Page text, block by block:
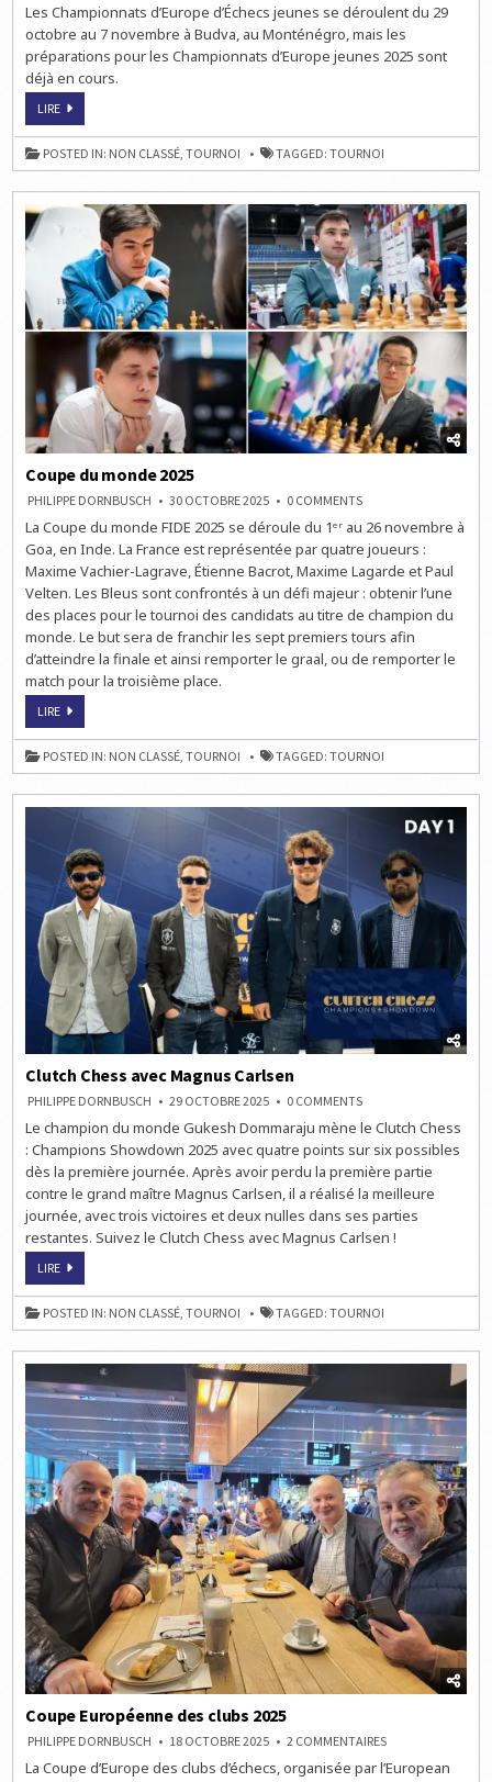
D’EUROPE
JEUNES
2025
Les Championnats d’Europe d’Échecs jeunes se déroulent du 29
octobre au 7 novembre à Budva, au Monténégro, mais les
préparations pour les Championnats d’Europe jeunes 2025 sont
déjà en cours.
LIRECHAMPIONNATS
JEUNES
2025
POSTED IN: NON CLASSÉ ,TOURNOI TAGGED:TOURNOI
Coupe du monde 2025
PHILIPPE DORNBUSCH 30 OCTOBRE 2025 0 COMMENTSON
DU
2025
La Coupe du monde FIDE 2025 se déroule du 1ᵉʳ au 26 novembre à
Goa, en Inde. La France est représentée par quatre joueurs :
Maxime Vachier-Lagrave, Étienne Bacrot, Maxime Lagarde et Paul
Velten. Les Bleus sont confrontés à un défi majeur : obtenir l’une
des places pour le tournoi des candidats au titre de champion du
monde. Le but sera de franchir les sept premiers tours afin
d’atteindre la finale et ainsi remporter le graal, ou de remporter le
match pour la troisième place.
LIRECOUPE
MONDE
2025
POSTED IN: NON CLASSÉ,TOURNOI TAGGED:TOURNOI
Clutch Chess avec Magnus Carlsen
PHILIPPE DORNBUSCH 29 OCTOBRE 2025 0 COMMENTSON
CHESS
MAGNUS
CARLSEN
Le champion du monde Gukesh Dommaraju mène le Clutch Chess
: Champions Showdown 2025 avec quatre points sur six possibles
dès la première journée. Après avoir perdu la première partie
contre le grand maître Magnus Carlsen, il a réalisé la meilleure
journée, avec trois victoires et deux nulles dans ses parties
restantes. Suivez le Clutch Chess avec Magnus Carlsen !
LIRECLUTCH
AVEC
MAGNUS
CARLSEN
POSTED IN: NON CLASSÉ,TOURNOI TAGGED:TOURNOI
Coupe Européenne des clubs 2025
PHILIPPE DORNBUSCH 18 OCTOBRE 2025 2 COMMENTAIRESSUR
EUROPÉENNE
La Coupe d’Europe des clubs d’échecs, organisée par l’European